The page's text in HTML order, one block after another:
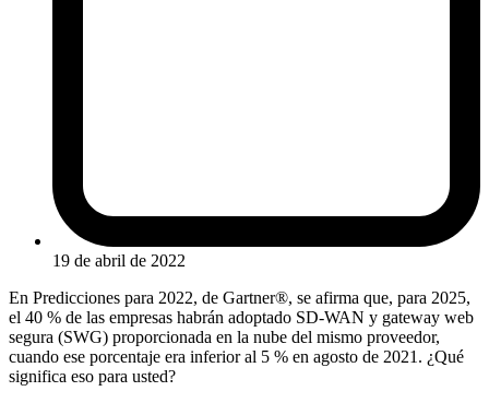
19 de abril de 2022
En Predicciones para 2022, de Gartner®, se afirma que, para 2025,
el 40 % de las empresas habrán adoptado SD-WAN y gateway web
segura (SWG) proporcionada en la nube del mismo proveedor,
cuando ese porcentaje era inferior al 5 % en agosto de 2021. ¿Qué
significa eso para usted?